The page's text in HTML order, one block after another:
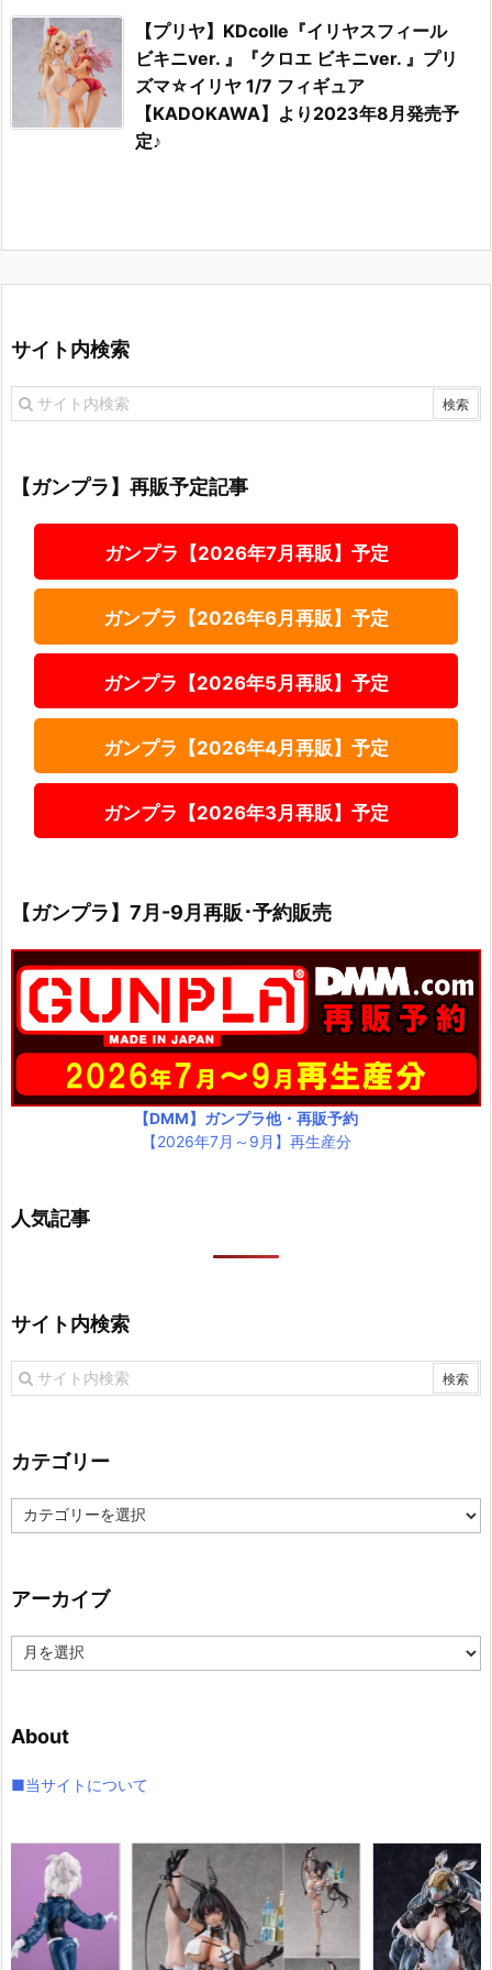
【プリヤ】KDcolle『イリヤスフィール
ビキニver. 』『クロエ ビキニver. 』プリ
ズマ☆イリヤ 1/7 フィギュア
【KADOKAWA】より2023年8月発売予
定♪
サイト内検索
【ガンプラ】再販予定記事
ガンプラ【2026年7月再販】予定
ガンプラ【2026年6月再販】予定
ガンプラ【2026年5月再販】予定
ガンプラ【2026年4月再販】予定
ガンプラ【2026年3月再販】予定
【ガンプラ】7月-9月再販･予約販売
【DMM】ガンプラ他・再販予約
【2026年7月～9月】再生産分
人気記事
サイト内検索
カテゴリー
カ
テ
ー
アーカイブ
ー
ブ
About
■当サイトについて